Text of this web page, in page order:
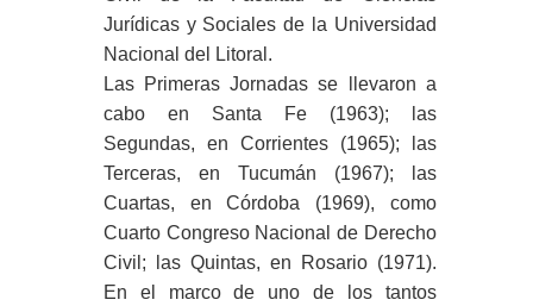
Jurídicas y Sociales de la Universidad
Nacional del Litoral.
Las Primeras Jornadas se llevaron a
cabo en Santa Fe (1963); las
Segundas, en Corrientes (1965); las
Terceras, en Tucumán (1967); las
Cuartas, en Córdoba (1969), como
Cuarto Congreso Nacional de Derecho
Civil; las Quintas, en Rosario (1971).
En el marco de uno de los tantos